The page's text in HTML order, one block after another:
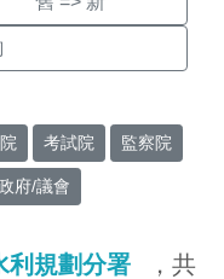
考試院 監察院
府/議會
利規劃分署
，共